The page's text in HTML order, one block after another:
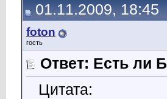
01.11.2009, 18:45
foton
гость
Ответ: Есть ли
Цитата: